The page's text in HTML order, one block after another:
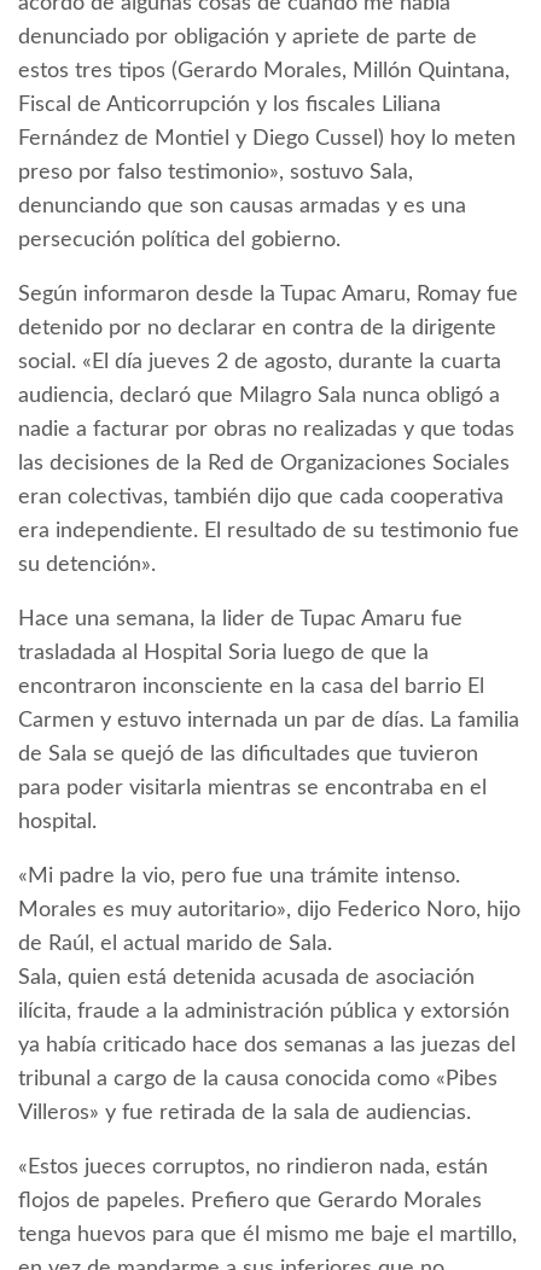
denunciado por obligación y apriete de parte de
estos tres tipos (Gerardo Morales, Millón Quintana,
Fiscal de Anticorrupción y los fiscales Liliana
Fernández de Montiel y Diego Cussel) hoy lo meten
preso por falso testimonio», sostuvo Sala,
denunciando que son causas armadas y es una
persecución política del gobierno.
Según informaron desde la Tupac Amaru, Romay fue
detenido por no declarar en contra de la dirigente
social. «El día jueves 2 de agosto, durante la cuarta
audiencia, declaró que Milagro Sala nunca obligó a
nadie a facturar por obras no realizadas y que todas
las decisiones de la Red de Organizaciones Sociales
eran colectivas, también dijo que cada cooperativa
era independiente. El resultado de su testimonio fue
su detención».
Hace una semana, la lider de Tupac Amaru fue
trasladada al Hospital Soria luego de que la
encontraron inconsciente en la casa del barrio El
Carmen y estuvo internada un par de días. La familia
de Sala se quejó de las dificultades que tuvieron
para poder visitarla mientras se encontraba en el
hospital.
«Mi padre la vio, pero fue una trámite intenso.
Morales es muy autoritario», dijo Federico Noro, hijo
de Raúl, el actual marido de Sala.
Sala, quien está detenida acusada de asociación
ilícita, fraude a la administración pública y extorsión
ya había criticado hace dos semanas a las juezas del
tribunal a cargo de la causa conocida como «Pibes
Villeros» y fue retirada de la sala de audiencias.
«Estos jueces corruptos, no rindieron nada, están
flojos de papeles. Prefiero que Gerardo Morales
tenga huevos para que él mismo me baje el martillo,